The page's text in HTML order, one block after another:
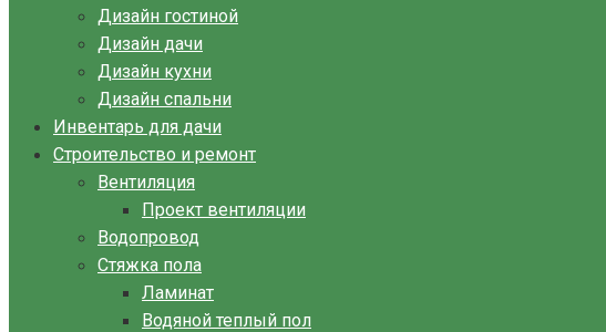
Дизайн гостиной
Дизайн дачи
Дизайн кухни
Дизайн спальни
Инвентарь для дачи
Строительство и ремонт
Вентиляция
Проект вентиляции
Водопровод
Стяжка пола
Ламинат
Водяной теплый пол